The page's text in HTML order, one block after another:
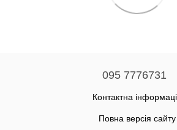
095 7776731
Контактна
Повна версія сайту